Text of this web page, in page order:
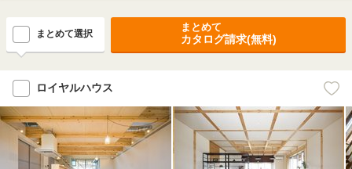
まとめて選択
まとめて
カタログ請求(無料)
ロイヤルハウス